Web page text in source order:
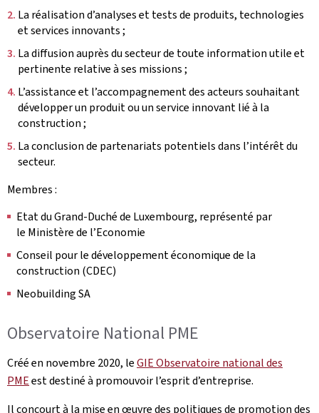
La réalisation d’analyses et tests de produits, technologies
et services innovants ;
La diffusion auprès du secteur de toute information utile et
pertinente relative à ses missions ;
L’assistance et l’accompagnement des acteurs souhaitant
développer un produit ou un service innovant lié à la
construction ;
La conclusion de partenariats potentiels dans l’intérêt du
secteur.
Membres :
Etat du Grand-Duché de Luxembourg, représenté par
le Ministère de l’Economie
Conseil pour le développement économique de la
construction (CDEC)
Neobuilding SA
Observatoire National PME
Créé en novembre 2020, leGIE Observatoire national des
PMEest destiné à promouvoir l’esprit d’entreprise.
Il concourt à la mise en œuvre des politiques de promotion des